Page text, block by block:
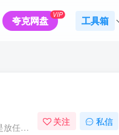
夸克网盘 VIP 工具箱
我们人生中最大的懒惰，就是当我们明知自己拥有作出选择的能力，却不去主动改变而是放任它的生活态度
关注 私信